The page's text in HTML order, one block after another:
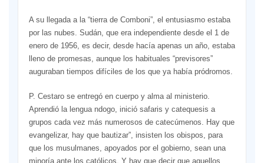
A su llegada a la “tierra de Comboni”, el entusiasmo estaba
por las nubes. Sudán, que era independiente desde el 1 de
enero de 1956, es decir, desde hacía apenas un año, estaba
lleno de promesas, aunque los habituales “previsores”
auguraban tiempos difíciles de los que ya había pródromos.
P. Cestaro se entregó en cuerpo y alma al ministerio.
Aprendió la lengua ndogo, inició safaris y catequesis a
grupos cada vez más numerosos de catecúmenos. Hay que
evangelizar, hay que bautizar”, insisten los obispos, para
que los musulmanes, apoyados por el gobierno, sean una
minoría ante los católicos. Y hay que decir que aquellos